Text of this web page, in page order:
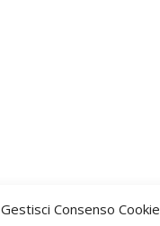
Gestisci Consenso Cookie